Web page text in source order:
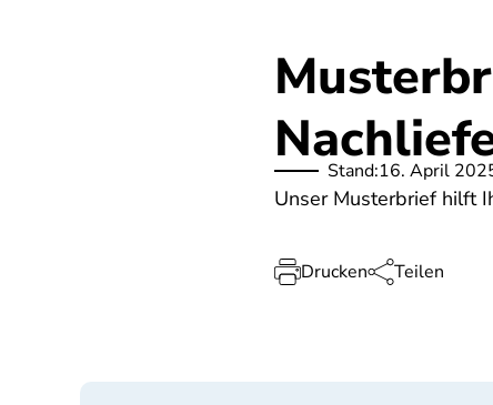
Stand:16. April
Unser Musterbrief hilft
Drucken Teilen